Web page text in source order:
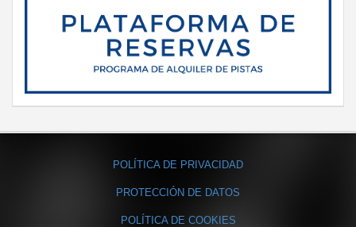
POLÍTICA DE PRIVACIDAD
PROTECCIÓN DE DATOS
POLÍTICA DE COOKIES